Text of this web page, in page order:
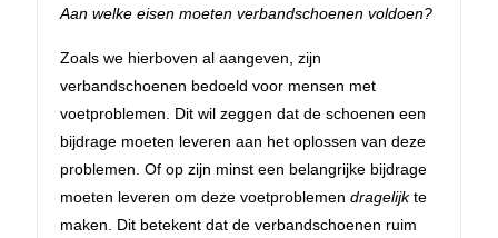
Aan welke eisen moeten verbandschoenen voldoen?
Zoals we hierboven al aangeven, zijn
verbandschoenen bedoeld voor mensen met
voetproblemen. Dit wil zeggen dat de schoenen een
bijdrage moeten leveren aan het oplossen van deze
problemen. Of op zijn minst een belangrijke bijdrage
moeten leveren om deze voetproblemen dragelijkte
maken. Dit betekent dat de verbandschoenen ruim